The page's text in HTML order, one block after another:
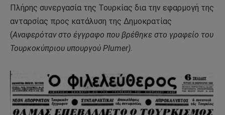
Πλήρης συνεργασία της Τουρκίας δια την εφαρμογή της
ανταρσίας προς κατάλυση της Δημοκρατίας
(Αναφερόταν στο έγγραφο που βρέθηκε στο γραφείο του
Τουρκοκύπριου υπουργού Plumer).